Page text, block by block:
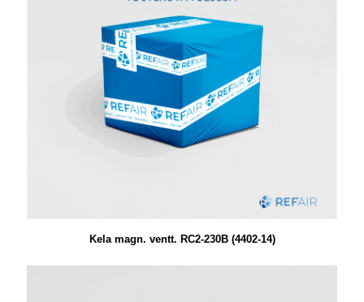
Kela magn. ventt. RC2-230B (4402-14)